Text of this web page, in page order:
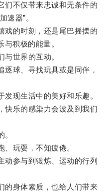
不仅带来忠诚和无条件的
速器”。
的时刻，还是尾巴摇摆的
积极的能量。
世界的互动。
球、寻找玩具或是同伴，
现生活中的美好和乐趣。
乐的感染力会波及到我们
玩耍，不知疲倦。
参与到锻炼、运动的行列
身体素质，也给人们带来